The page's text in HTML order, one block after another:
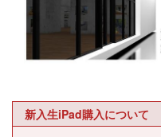
新入生iPad購入について